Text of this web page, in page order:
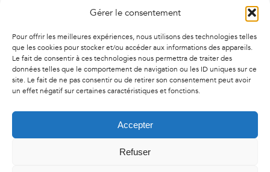
Gérer le consentement
Pour offrir les meilleures expériences, nous utilisons des technologies telles
que les cookies pour stocker et/ou accéder aux informations des appareils.
Le fait de consentir à ces technologies nous permettra de traiter des
données telles que le comportement de navigation ou les ID uniques sur ce
site. Le fait de ne pas consentir ou de retirer son consentement peut avoir
un effet négatif sur certaines caractéristiques et fonctions.
Accepter
Refuser
34 Rue de Saint-Pétersbourg
75008, Paris
01 41 02 01 94
contact@agencecherry.com
Lundi au vendredi
9h30-18h00
2026 | Agence Cherry - Tous droit réservés -